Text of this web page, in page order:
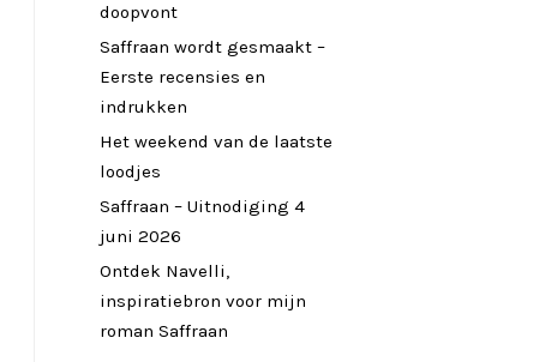
doopvont
Saffraan wordt gesmaakt –
Eerste recensies en
indrukken
Het weekend van de laatste
loodjes
Saffraan – Uitnodiging 4
juni 2026
Ontdek Navelli,
inspiratiebron voor mijn
roman Saffraan